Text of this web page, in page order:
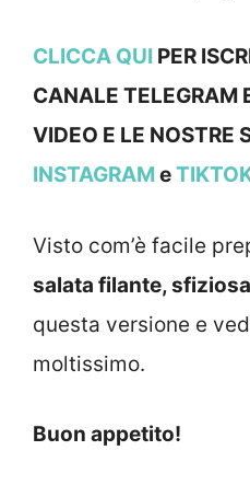
CLICCA QUI PER
CANALE TELEGRAM
VIDEO E LE NOSTRE
INSTAGRAMe
Visto com’è facile
salata filante,
questa versione e
moltissimo.
Buon appetito!